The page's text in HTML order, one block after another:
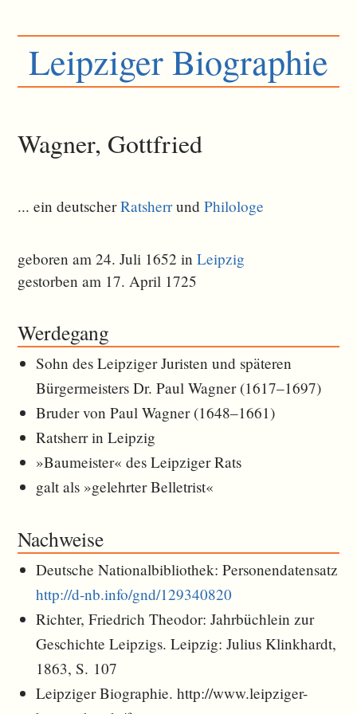
Leipziger Biographie
Wagner, Gottfried
... ein deutscherRatsherrundPhilologe
geboren am 24. Juli 1652 inLeipzig
gestorben am 17. April 1725
Werdegang
Sohn des Leipziger Juristen und späteren
Bürgermeisters Dr. Paul Wagner (1617–1697)
Bruder von Paul Wagner (1648–1661)
Ratsherr in Leipzig
»Baumeister« des Leipziger Rats
galt als »gelehrter Belletrist«
Nachweise
Deutsche Nationalbibliothek: Personendatensatz
http://d-nb.info/gnd/129340820
Richter, Friedrich Theodor: Jahrbüchlein zur
Geschichte Leipzigs. Leipzig: Julius Klinkhardt,
1863, S. 107
Leipziger Biographie. http://www.leipziger-